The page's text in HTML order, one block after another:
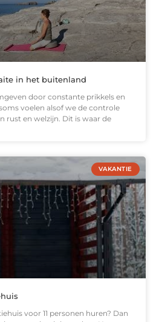
in het buitenland
door constante prikkels en
voelen alsof we de controle
rust en welzijn. Dit is waar de
VAKANTIE
voor 11 personen huren? Dan